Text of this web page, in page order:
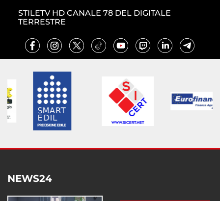
STILETV HD CANALE 78 DEL DIGITALE
TERRESTRE
NEWS24